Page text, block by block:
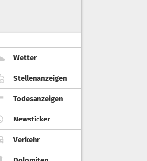
Wetter
Stellenanzeigen
Todesanzeigen
Newsticker
Verkehr